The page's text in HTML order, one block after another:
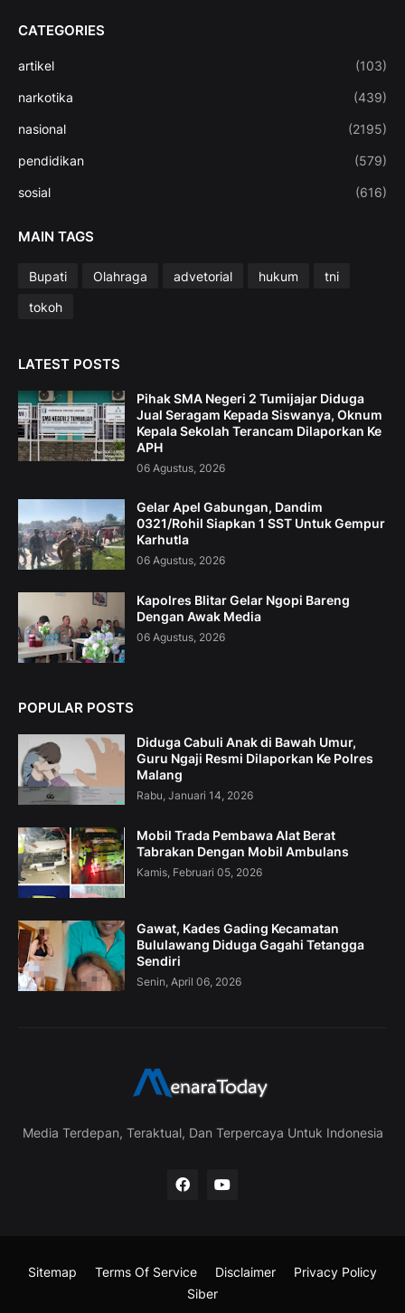
CATEGORIES
artikel (103)
narkotika (439)
nasional (2195)
pendidikan (579)
sosial (616)
MAIN TAGS
Bupati Olahraga advetorial hukum
tni
tokoh
LATEST POSTS
Pihak SMA Negeri 2 Tumijajar Diduga
Jual Seragam Kepada Siswanya, Oknum
Kepala Sekolah Terancam Dilaporkan Ke
APH
06 Agustus, 2026
Gelar Apel Gabungan, Dandim
0321/Rohil Siapkan 1 SST Untuk Gempur
Karhutla
06 Agustus, 2026
Kapolres Blitar Gelar Ngopi Bareng
Dengan Awak Media
06 Agustus, 2026
POPULAR POSTS
Diduga Cabuli Anak di Bawah Umur,
Guru Ngaji Resmi Dilaporkan Ke Polres
Malang
Rabu, Januari 14, 2026
Mobil Trada Pembawa Alat Berat
Tabrakan Dengan Mobil Ambulans
Kamis, Februari 05, 2026
Gawat, Kades Gading Kecamatan
Bululawang Diduga Gagahi Tetangga
Sendiri
Senin, April 06, 2026
Media Terdepan, Teraktual, Dan Terpercaya Untuk Indonesia
Sitemap Terms Of Service Disclaimer
Privacy Policy
Siber